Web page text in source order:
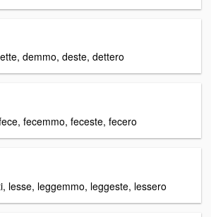
demmo, deste, dettero
fecemmo, feceste, fecero
lesse, leggemmo, leggeste, lessero